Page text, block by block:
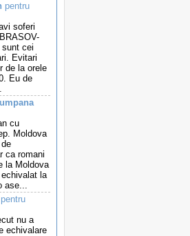
pentru
soferi
cei
Evitari
de la orele
Eu de
cu
Moldova
ca romani
la Moldova
la
ase...
nu a
echivalare